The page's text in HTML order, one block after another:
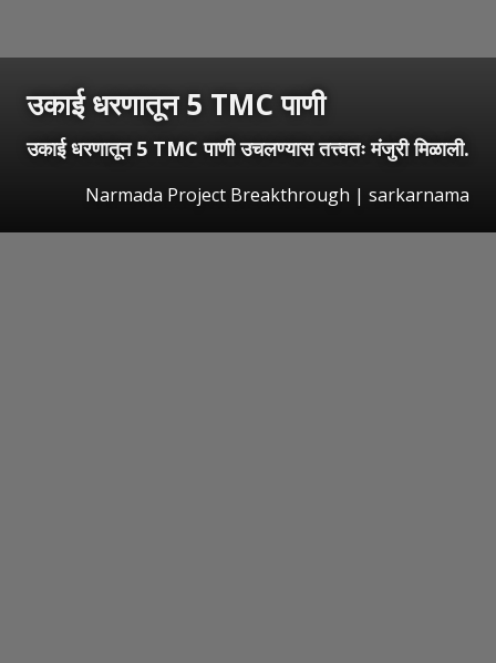
उकाई धरणातून 5 TMC पाणी
उकाई धरणातून 5 TMC पाणी उचलण्यास तत्त्वतः मंजुरी मिळाली.
Narmada Project Breakthrough | sarkarnama